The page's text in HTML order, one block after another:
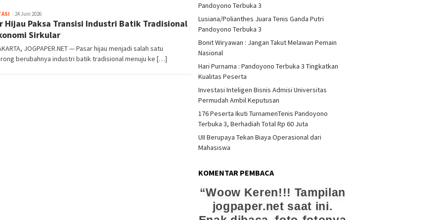
Heri
Purwata
24 Juni 2026
Hijau Paksa Transisi Industri Batik Tradisional
Sirkular
JOGPAPER.NET — Pasar hijau menjadi salah satu
berubahnya industri batik tradisional menuju ke […]
Pandoyono Terbuka 3
Lusiana/Polianthes Juara Tenis Ganda Putri
Pandoyono Terbuka 3
Bonit Wiryawan : Jangan Takut Melawan Pemain
Nasional
Hari Purnama : Pandoyono Terbuka 3 Tingkatkan
Kualitas Peserta
Investasi Inteligen Bisnis Admisi Universitas
Permudah Ambil Keputusan
176 Peserta Ikuti TurnamenTenis Pandoyono
Terbuka 3, Berhadiah Total Rp 60 Juta
UII Berupaya Tekan Biaya Operasional dari
Mahasiswa
KOMENTAR PEMBACA
Woow Keren!!! Tampilan
jogpaper.net saat ini.